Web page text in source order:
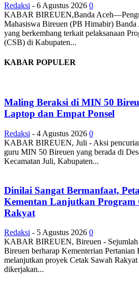
Redaksi - 6 Agustus 2026 0
KABAR BIREUEN,Banda
Mahasiswa Bireuen (PB Himabir)
yang berkembang terkait pelaksanaan
(CSB) di Kabupaten...
KABAR POPULER
Maling Beraksi di MIN 50
Laptop dan Empat Ponsel
Redaksi - 4 Agustus 2026 0
KABAR BIREUEN, Juli - Aksi
guru MIN 50 Bireuen yang berada di
Kecamatan Juli, Kabupaten...
Dinilai Sangat Bermanfaat,
Kementan Lanjutkan Program
Rakyat
Redaksi - 5 Agustus 2026 0
KABAR BIREUEN, Bireuen - Sejumlah
Bireuen berharap Kementerian Pertanian
melanjutkan proyek Cetak Sawah
dikerjakan...